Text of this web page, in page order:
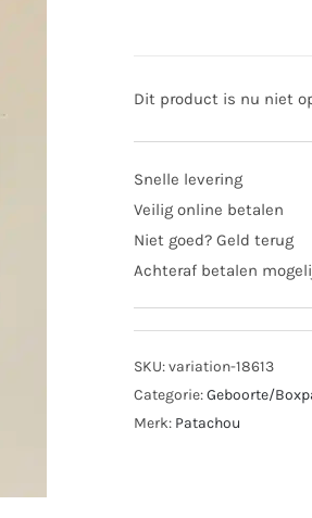
Dit product is nu niet
Snelle levering
Veilig online betalen
Niet goed? Geld terug
Achteraf betalen
SKU:variation-18613
Categorie:Geboorte/
Merk: Patachou